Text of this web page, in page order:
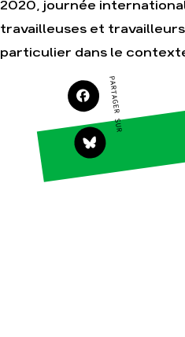
Agir
Faire un don
S'engager sur le
terrain
Agir au quotidien
Soutenir les
2020, journée
travailleuses et
particulier dans le
PARTAGER SUR